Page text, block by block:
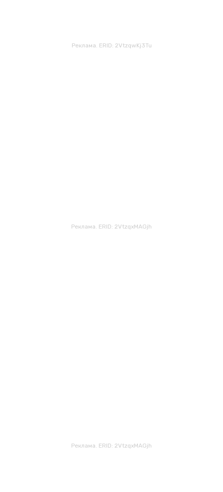
Реклама. ERID: 2VtzqwKj3Tu
Реклама. ERID: 2VtzqxMAGjh
Реклама. ERID: 2VtzqxMAGjh